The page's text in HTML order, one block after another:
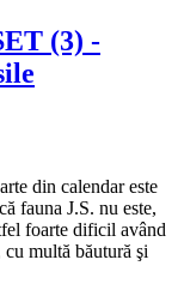
(3) -
din calendar este
fauna J.S. nu este,
foarte dificil având
multă băutură şi